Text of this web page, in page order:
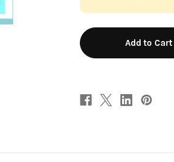
in
stock